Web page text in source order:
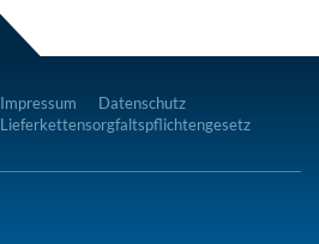
Impressum
Datenschutz
Lieferkettensorgfaltspflichtengesetz